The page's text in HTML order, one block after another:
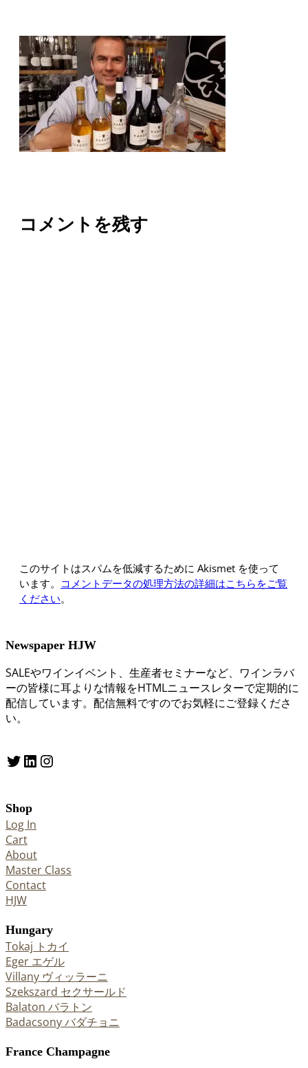
コメントを残す
このサイトはスパムを低減するために Akismet を使って
います。 コメントデータの処理方法の詳細はこちらをご覧
ください。
Newspaper HJW
SALEやワインイベント、生産者セミナーなど、ワインラバ
ーの皆様に耳よりな情報をHTMLニュースレターで定期的に
配信しています。配信無料ですのでお気軽にご登録くださ
い。
Twitter LinkedIn Instagram
Shop
Log In
Cart
About
Master Class
Contact
HJW
Hungary
Tokaj トカイ
Eger エゲル
Villany ヴィッラーニ
Szekszard セクサールド
Balaton バラトン
Badacsony バダチョニ
France Champagne